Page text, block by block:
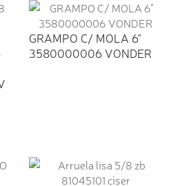
GRAMPO C/ MOLA 6"
3580000006 VONDER